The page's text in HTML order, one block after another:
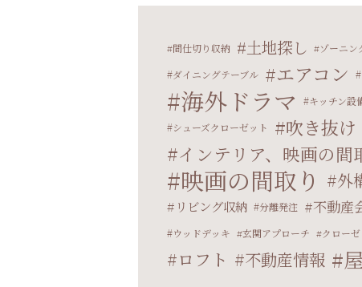
間仕切り収納 土地探し ゾーニン
ダイニングテーブル エアコン
海外ドラマ キッチン設
シューズクローゼット 吹き抜け
インテリア、映画の間
映画の間取り 外
リビング収納 分離発注 不動産
ウッドデッキ 玄関アプローチ クローゼ
ロフト 不動産情報